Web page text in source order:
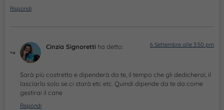
Rispondi
Cinzia Signoretti ha detto: 6 Settembre alle 3:50 pm
Sarà più costretto e dipenderà da te, il tempo che gli dedicherai, il
lasciarlo solo se ci starà etc etc. Quindi dipende da te da come
gestirai il cane
Rispondi